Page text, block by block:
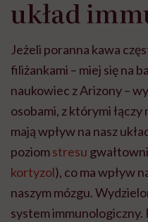
układ
Jeżeli poranna kawa
filiżankami – miej się na
naukowiec z Arizony –
osobami, z którymi
mają wpływ na nasz
poziomstresu
kortyzol), co ma wpływ
naszym mózgu.
system immunologiczny.